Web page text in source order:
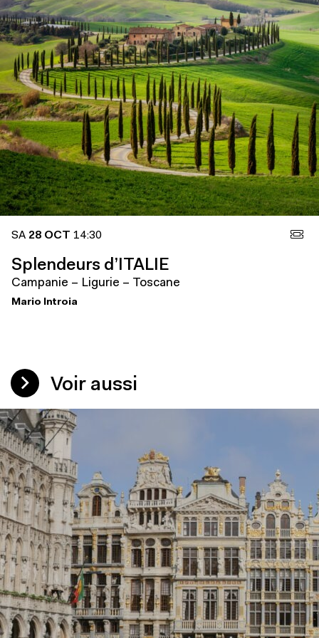
SA 28 OCT 14:30
Splendeurs d’ITALIE
Campanie – Ligurie – Toscane
Mario Introia
Voir aussi